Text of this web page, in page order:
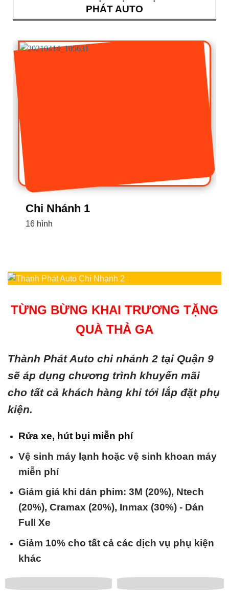
PHÁT AUTO
Chi Nhánh 1
16 hình
TỪNG BỪNG KHAI TRƯƠNG TẶNG
QUÀ THẢ GA
Thành Phát Auto chi nhánh 2 tại Quận 9
sẽ áp dụng chương trình khuyến mãi
cho tất cả khách hàng khi tới lắp đặt phụ
kiện.
Rửa xe, hút bụi miễn phí
Vệ sinh máy lạnh hoặc vệ sinh khoan máy
miễn phí
Giảm giá khi dán phim: 3M (20%), Ntech
(20%), Cramax (20%), Inmax (30%) - Dán
Full Xe
Giảm 10% cho tất cả các dịch vụ phụ kiện
khác